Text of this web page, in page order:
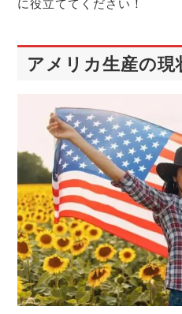
に役立ててください！
アメリカ生産の現